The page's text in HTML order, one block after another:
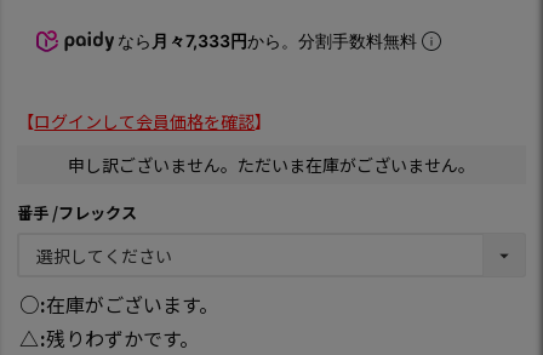
なら 月々7,333円から。分割手数料無料
【ログインして会員価格を確認】
申し訳ございません。ただいま在庫がございません。
番手 フレックス
○ 在庫がございます。
△ 残りわずかです。